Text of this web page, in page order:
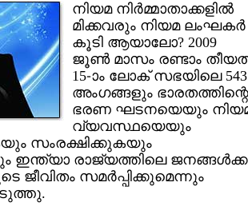
നിയമ നിര്‍മ്മാതാക്കളില്‍
മിക്കവരും നിയമ ലംഘകര്‍
കൂടി ആയാലോ? 2009
ജൂണ്‍ മാസം രണ്ടാം
15-ാം ലോക്‌ സഭയിലെ 543
അംഗങ്ങളും ഭാരതത്തിന്റെ
ഭരണ ഘടനയെയും
വ്യവസ്ഥയെയും
സംരക്ഷിക്കുകയും
ഇന്ത്യാ രാജ്യത്തിലെ
ജീവിതം സമര്‍പ്പിക്കുമെന്നും